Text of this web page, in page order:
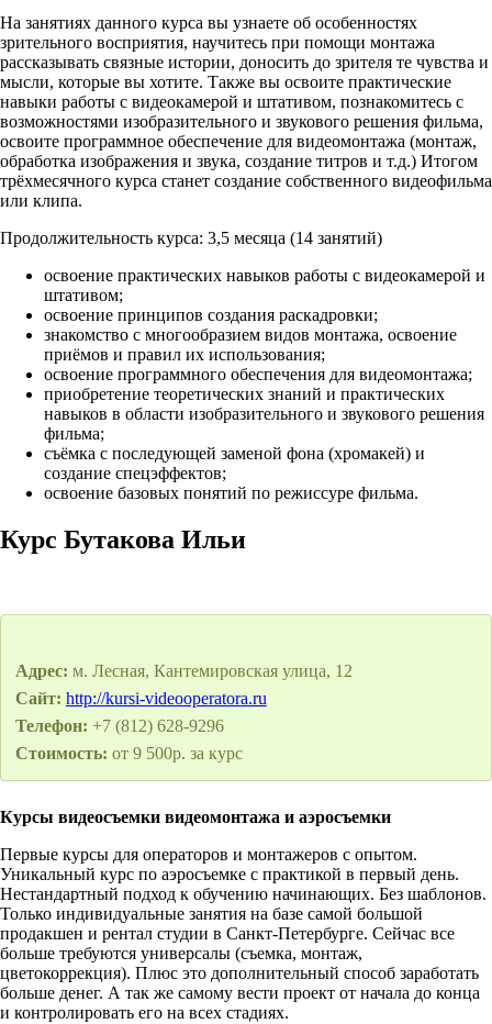
На занятиях данного курса вы узнаете об особенностях
зрительного восприятия, научитесь при помощи монтажа
рассказывать связные истории, доносить до зрителя те чувства и
мысли, которые вы хотите. Также вы освоите практические
навыки работы с видеокамерой и штативом, познакомитесь с
возможностями изобразительного и звукового решения фильма,
освоите программное обеспечение для видеомонтажа (монтаж,
обработка изображения и звука, создание титров и т.д.) Итогом
трёхмесячного курса станет создание собственного видеофильма
или клипа.
Продолжительность курса: 3,5 месяца (14 занятий)
освоение практических навыков работы с видеокамерой и
штативом;
освоение принципов создания раскадровки;
знакомство с многообразием видов монтажа, освоение
приёмов и правил их использования;
освоение программного обеспечения для видеомонтажа;
приобретение теоретических знаний и практических
навыков в области изобразительного и звукового решения
фильма;
съёмка с последующей заменой фона (хромакей) и
создание спецэффектов;
освоение базовых понятий по режиссуре фильма.
Курс Бутакова Ильи
Адрес: м. Лесная, Кантемировская улица, 12
Сайт: http://kursi-videooperatora.ru
Телефон: +7 (812) 628-9296
Стоимость: от 9 500р. за курс
Курсы видеосъемки видеомонтажа и аэросъемки
Первые курсы для операторов и монтажеров с опытом.
Уникальный курс по аэросъемке с практикой в первый день.
Нестандартный подход к обучению начинающих. Без шаблонов.
Только индивидуальные занятия на базе самой большой
продакшен и рентал студии в Санкт-Петербурге. Сейчас все
больше требуются универсалы (съемка, монтаж,
цветокоррекция). Плюс это дополнительный способ заработать
больше денег. А так же самому вести проект от начала до конца
и контролировать его на всех стадиях.